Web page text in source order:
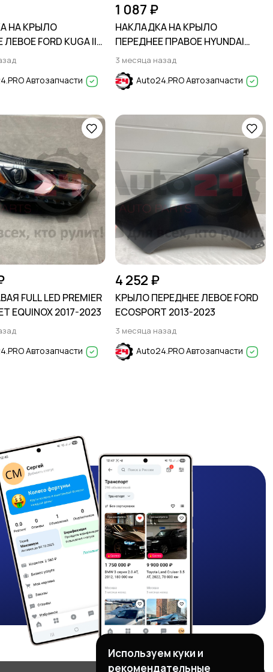
НА КРЫЛО
FORD KUGA II
2017-
Автозапчасти
1 087 ₽
НАКЛАДКА НА КРЫЛО
ПЕРЕДНЕЕ ПРАВОЕ HYUNDAI
CRETA 2016-2021
3 месяца назад
Auto24.PRO Автозапчасти
FULL LED PREMIER
EQUINOX 2017-2023
Автозапчасти
4 252 ₽
КРЫЛО ПЕРЕДНЕЕ ЛЕВОЕ FORD
ECOSPORT 2013-2023
3 месяца назад
Auto24.PRO Автозапчасти
Используем куки и
рекомендательные